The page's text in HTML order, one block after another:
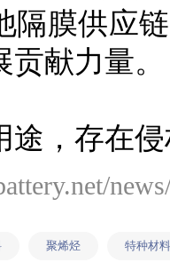
隔膜供应
献力量。
途，存在
聚烯烃 特种材料